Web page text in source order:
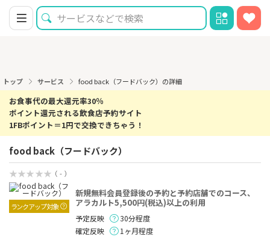
トップ サービス food back（フードバック）の詳細
お食事代の最大還元率30％
ポイント還元される飲食店予約サイト
1FBポイント＝1円で交換できちゃう！
food back（フードバック）
（ - ）
ランクアップ対象
新規無料会員登録後の予約と予約店舗でのコース、
アラカルト5,500円(税込)以上の利用
予定反映
30分程度
確定反映
1ヶ月程度